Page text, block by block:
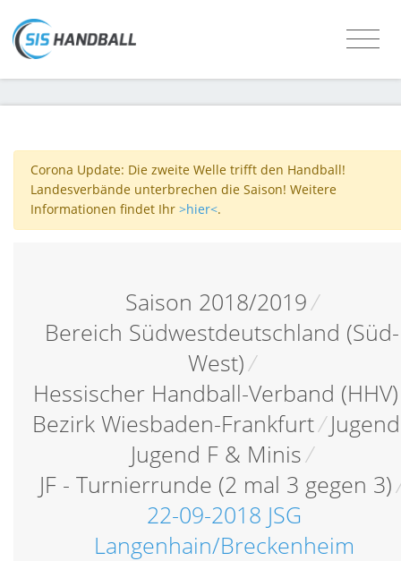
Corona Update: Die zweite Welle trifft den Handball!
Landesverbände unterbrechen die Saison! Weitere
Informationen findet Ihr >hier<.
Saison 2018/2019/
Bereich Südwestdeutschland (Süd-
West)/
Hessischer Handball-Verband (HHV)
Bezirk Wiesbaden-Frankfurt/ Jugend
Jugend F & Minis/
JF - Turnierrunde (2 mal 3 gegen 3)
22-09-2018 JSG
Langenhain/Breckenheim